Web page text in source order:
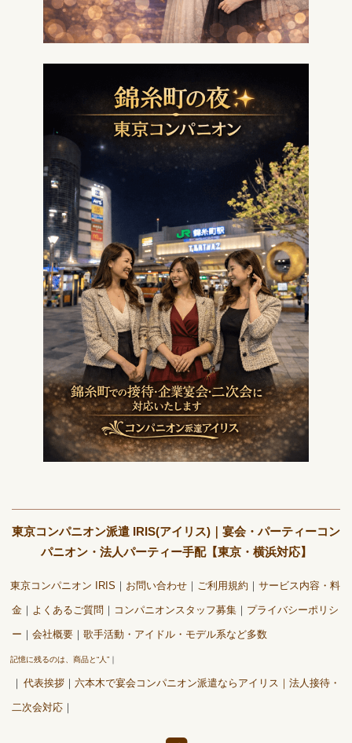
東京コンパニオン派遣 IRIS(アイリス)｜宴会・パーティーコン
パニオン・法人パーティー手配【東京・横浜対応】
東京コンパニオン IRIS お問い合わせ ご利用規約 サービス内容・料
金 よくあるご質問 コンパニオンスタッフ募集 プライバシーポリシ
ー 会社概要 歌手活動・アイドル・モデル系など多数
記憶に残るのは、商品と“人”
代表挨拶 六本木で宴会コンパニオン派遣ならアイリス｜法人接待・
二次会対応